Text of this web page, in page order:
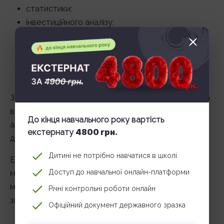
До кінця навчального року вартість
екстернату 4800 грн.
Дитині не потрібно навчатися в школі
Доступ до навчальної онлайн-платформи
Річні контрольні роботи онлайн
Офіційний документ державного зразка
статистики;
інвестиційного аналізу;
економічного прогнозування;
ризик-менеджменту;
податкового законодавства;
сучасних аналітичних програм.
Значною перевагою вважається володіння Excel на
високому рівні, а також навички роботи з
аналітичними платформами та системами обробки
даних.
Економістам, які планують працювати в
міжнародних компаніях, важливо знати англійську
мову та орієнтуватися в міжнародній фінансовій
звітності.